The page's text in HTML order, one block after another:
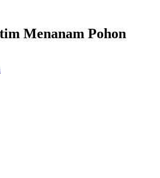
Menanam Pohon